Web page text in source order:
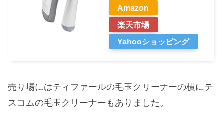
Amazon
楽天市場
Yahooショッピング
売り場にはティファールの毛玉クリーナーの横にテ
スコムの毛玉クリーナーもありました。